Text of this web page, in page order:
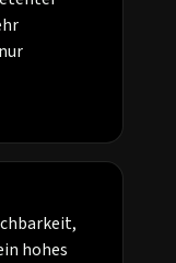
hohes